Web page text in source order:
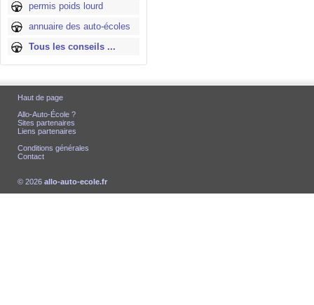
permis poids lourd
annuaire des auto-écoles
Tous les conseils ...
Haut de page
Allo-Auto-École ?
Sites partenaires
Liens partenaires
Conditions générales
Contact
© 2026 allo-auto-ecole.fr